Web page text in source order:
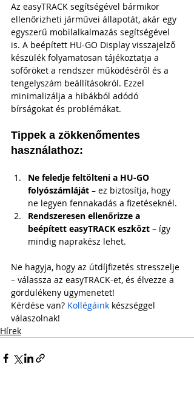
Az easyTRACK segítségével bármikor
ellenőrizheti járművei állapotát, akár egy
egyszerű mobilalkalmazás segítségével
is. A beépített HU-GO Display visszajelző
készülék folyamatosan tájékoztatja a
sofőröket a rendszer működéséről és a
tengelyszám beállításokról. Ezzel
minimalizálja a hibákból adódó
bírságokat és problémákat.
Tippek a zökkenőmentes
használathoz:
Ne feledje feltölteni a HU-GO
folyószámláját – ez biztosítja, hogy
ne legyen fennakadás a fizetéseknél.
Rendszeresen ellenőrizze a
beépített easyTRACK eszközt – így
mindig naprakész lehet.
Ne hagyja, hogy az útdíjfizetés stresszelje
– válassza az easyTRACK-et, és élvezze a
gördülékeny ügymenetet!
Kérdése van? Kollégáink készséggel
válaszolnak!
Hírek